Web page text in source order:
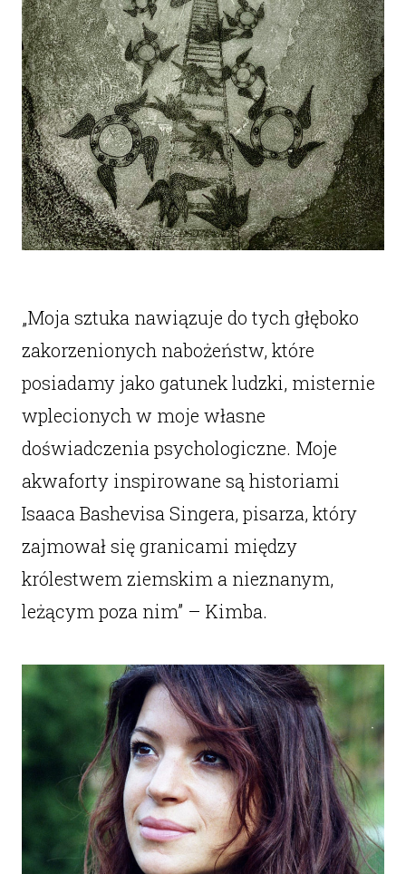
„Moja sztuka nawiązuje do tych głęboko
zakorzenionych nabożeństw, które
posiadamy jako gatunek ludzki, misternie
wplecionych w moje własne
doświadczenia psychologiczne. Moje
akwaforty inspirowane są historiami
Isaaca Bashevisa Singera, pisarza, który
zajmował się granicami między
królestwem ziemskim a nieznanym,
leżącym poza nim” – Kimba.